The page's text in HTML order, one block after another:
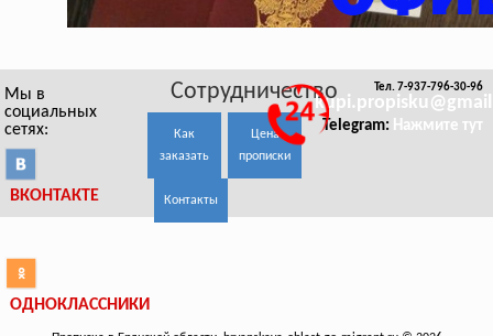
Мы в
социальных
сетях:
ВКОНТАКТЕ
ОДНОКЛАССНИКИ
Сотрудничество
Как
заказать
Цена
прописки
Контакты
Тел. 7-937-796-30-96
Telegram: Нажмите тут